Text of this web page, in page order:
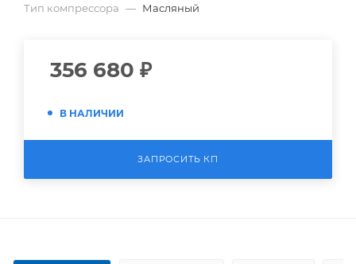
Тип компрессора — Масляный
356 680 ₽
В НАЛИЧИИ
ЗАПРОСИТЬ КП